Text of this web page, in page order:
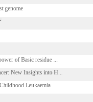
genome
of Basic residue ...
New Insights into H...
Leukaemia